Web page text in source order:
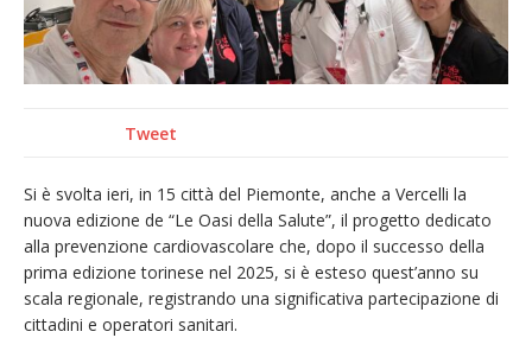
incendio di sterpaglie a Caresanablot
Dieci anni fa l’ingresso a Vercelli
dell’arcivescovo mons. Marco Arnolfo
Tweet
Si è svolta ieri, in 15 città del Piemonte, anche a Vercelli la
nuova edizione de “Le Oasi della Salute”, il progetto dedicato
alla prevenzione cardiovascolare che, dopo il successo della
prima edizione torinese nel 2025, si è esteso quest’anno su
scala regionale, registrando una significativa partecipazione di
cittadini e operatori sanitari.